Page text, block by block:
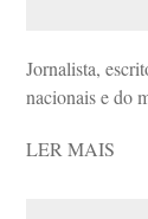
Jornalista,
nacionais e do
LER MAIS